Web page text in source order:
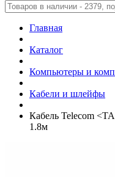
Главная
Каталог
Компьютеры и
Кабели и шлейфы
Кабель Telecom
1.8м